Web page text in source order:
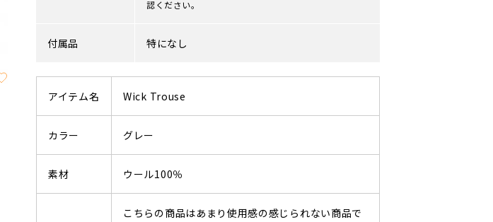
認ください。
付属品 特になし
アイテム名 Wick Trouse
カラー グレー
素材 ウール100％
こちらの商品はあまり使用感の感じられない商品で